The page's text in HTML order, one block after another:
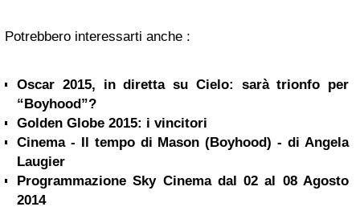
Potrebbero interessarti anche :
Oscar 2015, in diretta su Cielo: sarà trionfo per
“Boyhood”?
Golden Globe 2015: i vincitori
Cinema - Il tempo di Mason (Boyhood) - di Angela
Laugier
Programmazione Sky Cinema dal 02 al 08 Agosto
2014